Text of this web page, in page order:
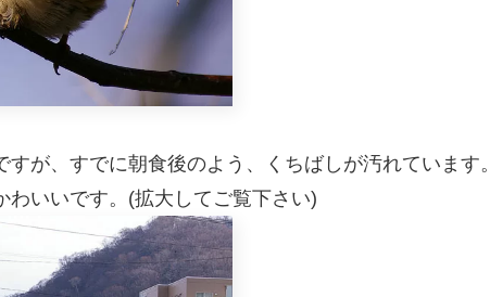
が、すでに朝食後のよう、くちばしが汚れています。
わいいです。(拡大してご覧下さい)